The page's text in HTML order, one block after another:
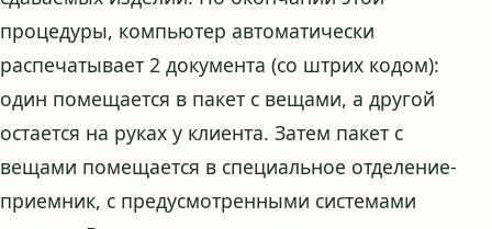
процедуры, компьютер автоматически
распечатывает 2 документа (со штрих кодом):
один помещается в пакет с вещами, а другой
остается на руках у клиента. Затем пакет с
вещами помещается в специальное отделение-
приемник, с предусмотренными системами